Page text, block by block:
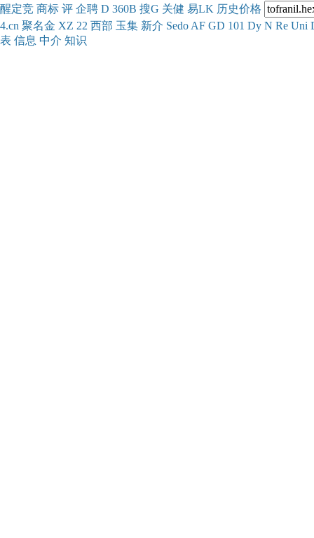
醒定竞 商标 评 企聘 D 360B 搜G 关健 易LK 历史价格
4.cn 聚名金 XZ 22 西部 玉集 新介 Sedo AF GD 101 Dy N Re Uni
表 信息 中介 知识